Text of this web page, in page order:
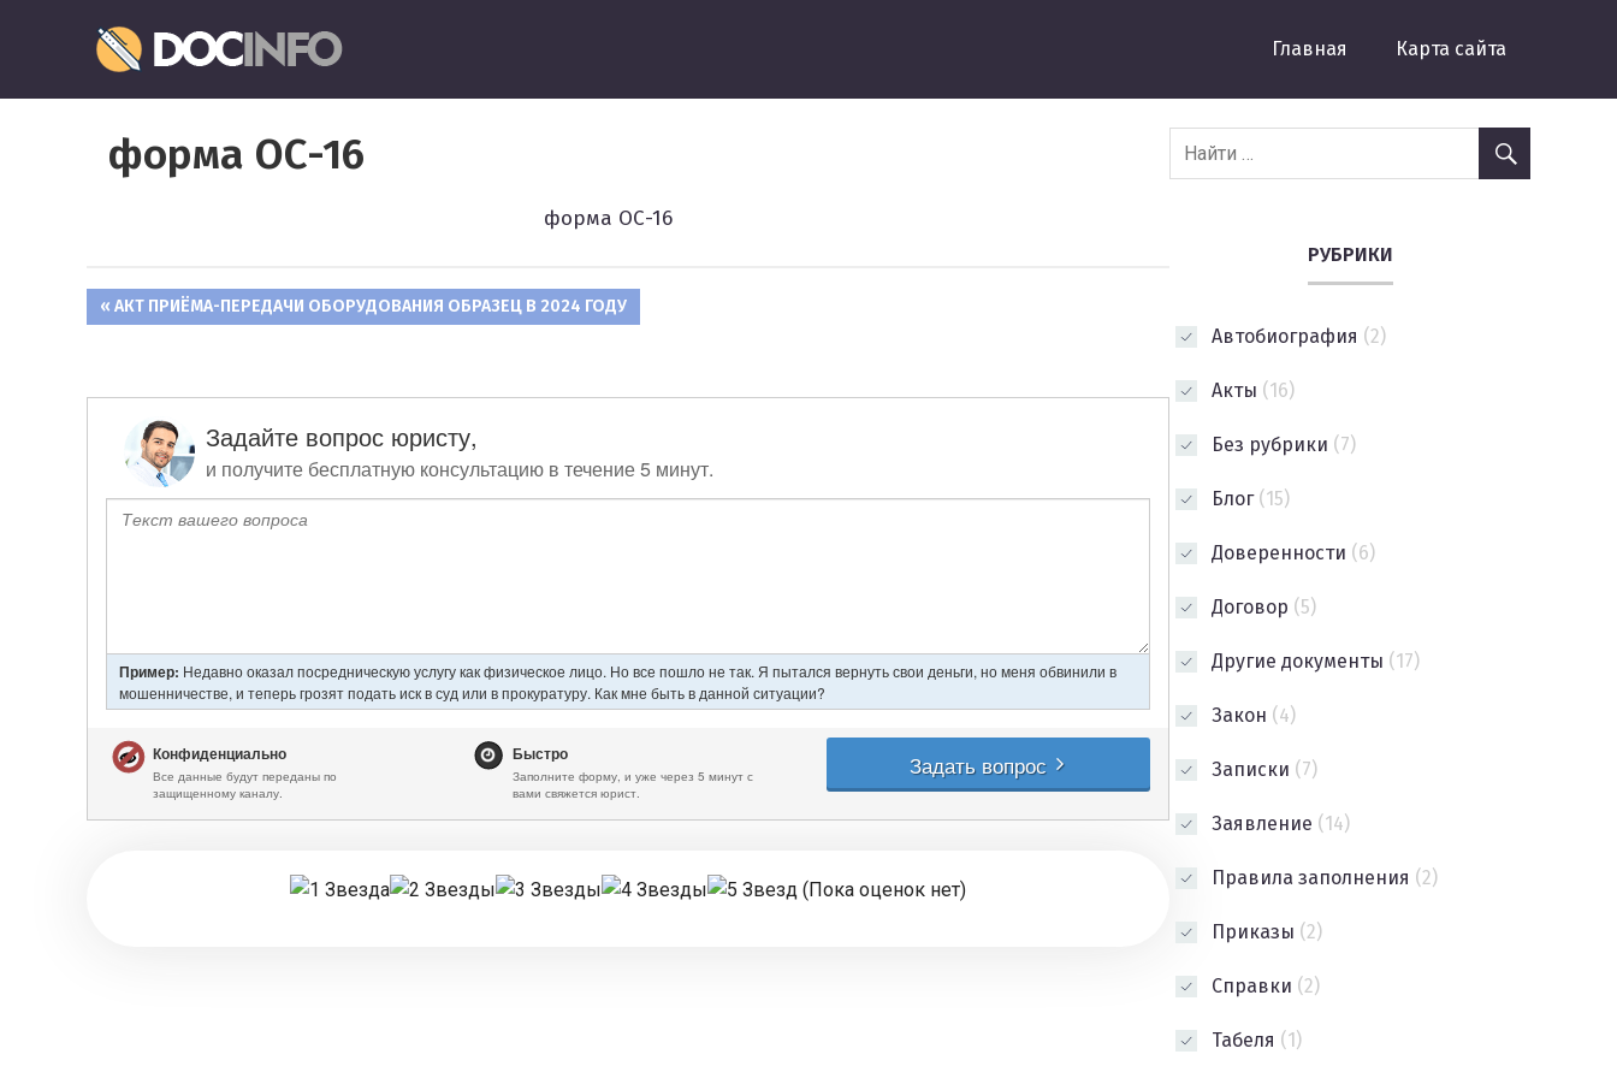
к
содержимому
заполнение
Главная Карта сайта
форма ОС-16
форма ОС-16
Навигация
записям
ПРЕДЫДУЩАЯ
АКТ ПРИЁМА-ПЕРЕДАЧИ ОБОРУДОВАНИЯ ОБРАЗЕЦ В 2024 ГОДУ
(Пока оценок нет)
РУБРИКИ
Автобиография (2)
Акты (16)
Без рубрики (7)
Блог(15)
Доверенности (6)
Договор (5)
Другие документы (17)
Закон (4)
Записки (7)
Заявление (14)
Правила заполнения (2)
Приказы (2)
Справки (2)
Табеля (1)